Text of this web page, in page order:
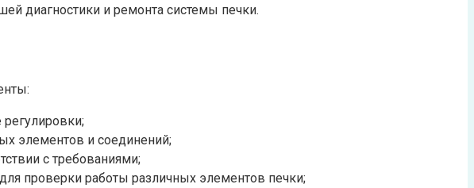
диагностики и ремонта системы печки.
элементов и соединений;
с требованиями;
проверки работы различных элементов печки;